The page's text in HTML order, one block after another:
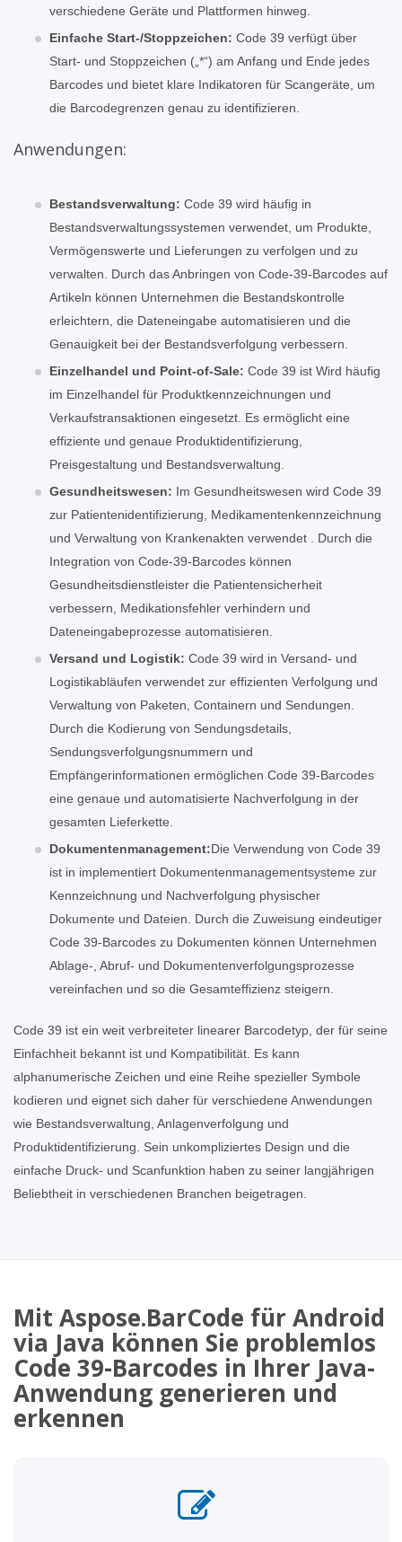
verschiedene Geräte und Plattformen hinweg.
Einfache Start-/Stoppzeichen: Code 39 verfügt über
Start- und Stoppzeichen („*“) am Anfang und Ende jedes
Barcodes und bietet klare Indikatoren für Scangeräte, um
die Barcodegrenzen genau zu identifizieren.
Anwendungen:
Bestandsverwaltung: Code 39 wird häufig in
Bestandsverwaltungssystemen verwendet, um Produkte,
Vermögenswerte und Lieferungen zu verfolgen und zu
verwalten. Durch das Anbringen von Code-39-Barcodes auf
Artikeln können Unternehmen die Bestandskontrolle
erleichtern, die Dateneingabe automatisieren und die
Genauigkeit bei der Bestandsverfolgung verbessern.
Einzelhandel und Point-of-Sale: Code 39 ist Wird häufig
im Einzelhandel für Produktkennzeichnungen und
Verkaufstransaktionen eingesetzt. Es ermöglicht eine
effiziente und genaue Produktidentifizierung,
Preisgestaltung und Bestandsverwaltung.
Gesundheitswesen: Im Gesundheitswesen wird Code 39
zur Patientenidentifizierung, Medikamentenkennzeichnung
und Verwaltung von Krankenakten verwendet . Durch die
Integration von Code-39-Barcodes können
Gesundheitsdienstleister die Patientensicherheit
verbessern, Medikationsfehler verhindern und
Dateneingabeprozesse automatisieren.
Versand und Logistik: Code 39 wird in Versand- und
Logistikabläufen verwendet zur effizienten Verfolgung und
Verwaltung von Paketen, Containern und Sendungen.
Durch die Kodierung von Sendungsdetails,
Sendungsverfolgungsnummern und
Empfängerinformationen ermöglichen Code 39-Barcodes
eine genaue und automatisierte Nachverfolgung in der
gesamten Lieferkette.
Dokumentenmanagement:Die Verwendung von Code 39
ist in implementiert Dokumentenmanagementsysteme zur
Kennzeichnung und Nachverfolgung physischer
Dokumente und Dateien. Durch die Zuweisung eindeutiger
Code 39-Barcodes zu Dokumenten können Unternehmen
Ablage-, Abruf- und Dokumentenverfolgungsprozesse
vereinfachen und so die Gesamteffizienz steigern.
Code 39 ist ein weit verbreiteter linearer Barcodetyp, der für seine
Einfachheit bekannt ist und Kompatibilität. Es kann
alphanumerische Zeichen und eine Reihe spezieller Symbole
kodieren und eignet sich daher für verschiedene Anwendungen
wie Bestandsverwaltung, Anlagenverfolgung und
Produktidentifizierung. Sein unkompliziertes Design und die
einfache Druck- und Scanfunktion haben zu seiner langjährigen
Beliebtheit in verschiedenen Branchen beigetragen.
Mit Aspose.BarCode für Android
via Java können Sie problemlos
Code 39-Barcodes in Ihrer Java-
Anwendung generieren und
erkennen